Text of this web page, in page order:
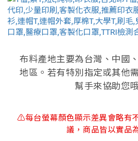
布料產地主要為台灣、中國
地區。若有特別指定或其他
幫手來協助您哦
⚠每台螢幕顏色顯示差異會略有
議，商品皆以實品